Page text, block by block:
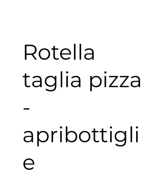
Rotella
taglia pizza
-
apribottigli
e